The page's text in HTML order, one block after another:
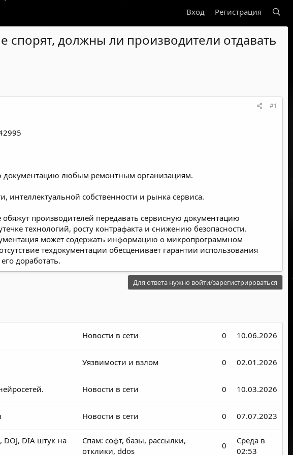
Вход Регистрация
спорят, должны ли производители отдавать
#1
документацию любым ремонтным организациям.
интеллектуальной собственности и рынка сервиса.
производителей передавать сервисную документацию
технологий, росту контрафакта и снижению безопасности.
может содержать информацию о микропрограммном
техдокументации обесценивает гарантии использования
доработать.
Для ответа нужно войти/зарегистрироваться
Новости в сети 0 10.06.2026
Уязвимости и взлом 0 02.01.2026
Новости в сети 0 10.03.2026
Новости в сети 0 07.07.2023
DIA штук на
Спам: софт, базы, рассылки,
отклики, ddos
0
Среда в
02:53